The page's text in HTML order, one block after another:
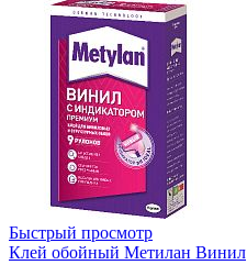
Быстрый просмотр
Клей обойный Метилан Винил